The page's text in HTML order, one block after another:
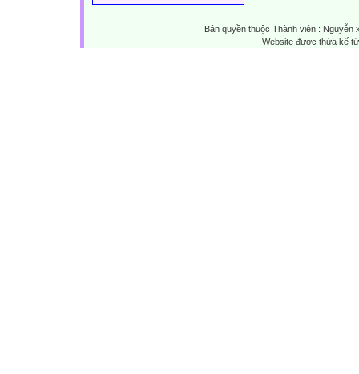
Bản quyền thuộc Thành viên :
Website được thừa kế